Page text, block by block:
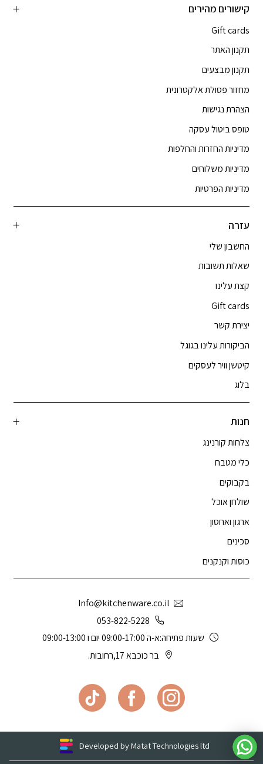
קישורים מהירים
Gift cards
תקנון האתר
תקנון מבצעים
מחזור פסולת אלקטרונית
הצהרת נגישות
טופס ביטול עסקה
מדיניות החזרות והחלפות
מדיניות משלוחים
מדיניות הפרטיות
עזרה
החשבון שלי
שאלות תשובות
קצת עלינו
Gift cards
יצירת קשר
הביקורות עלינו בגוגל
קיטשן וויר לעסקים
בלוג
חנות
צלחות קורנינג
כלי מטבח
בקבוקים
שולחן אוכל
ארגון ואחסון
סכינים
כוסות וקנקנים
Info@kitchenware.co.il
053-822-5228
שעות פתיחה:א-ה 09:00-17:00 יום ו 09:00-13:00
בר כוכבא 17,רחובות.
Developed by Matat Technologies ltd